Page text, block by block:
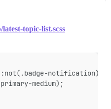
latest-topic-list.scss
notification) {
medium);